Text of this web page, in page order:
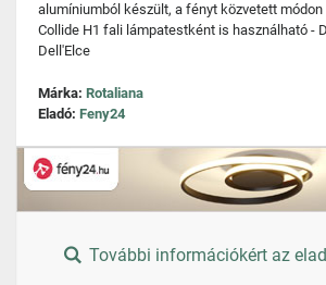
alumíniumból készült, a fényt közvetett
Collide H1 fali lámpatestként is használható -
Dell'Elce
Márka: Rotaliana
Eladó: Feny24
További információkért az